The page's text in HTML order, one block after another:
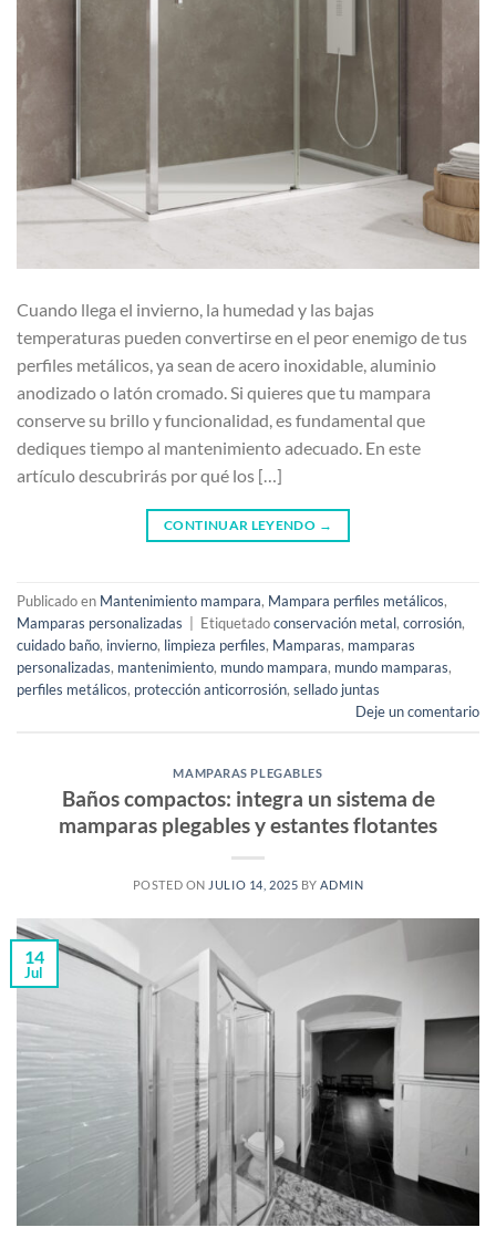
Cuando llega el invierno, la humedad y las bajas
temperaturas pueden convertirse en el peor enemigo de tus
perfiles metálicos, ya sean de acero inoxidable, aluminio
anodizado o latón cromado. Si quieres que tu mampara
conserve su brillo y funcionalidad, es fundamental que
dediques tiempo al mantenimiento adecuado. En este
artículo descubrirás por qué los […]
CONTINUAR LEYENDO →
Publicado en Mantenimiento mampara, Mampara perfiles metálicos,
Mamparas personalizadas
Etiquetadoconservación metal, corrosión,
cuidado baño, invierno, limpieza perfiles, Mamparas, mamparas
personalizadas, mantenimiento, mundo mampara, mundo mamparas,
perfiles metálicos, protección anticorrosión, sellado juntas
Deje un comentario
MAMPARAS PLEGABLES
Baños compactos: integra un sistema de
mamparas plegables y estantes flotantes
POSTED ON JULIO 14, 2025 BYADMIN
14
Jul